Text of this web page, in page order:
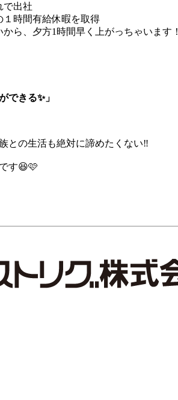
で出社
１時間有給休暇を取得
ら、夕方1時間早く上がっちゃいます！
できる✨」
との生活も絶対に諦めたくない‼️
す😆🩷